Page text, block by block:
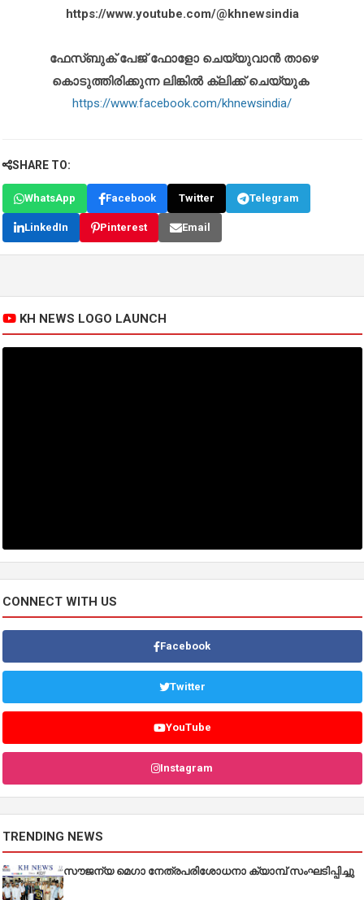
https://www.youtube.com/@khnewsindia
ഫേസ്ബുക് പേജ് ഫോളോ ചെയ്യുവാൻ താഴെ
കൊടുത്തിരിക്കുന്ന ലിങ്കിൽ ക്ലിക്ക് ചെയ്യുക
https://www.facebook.com/khnewsindia/
SHARE TO:
WhatsApp Facebook Twitter Telegram
LinkedIn Pinterest Email
KH NEWS LOGO LAUNCH
CONNECT WITH US
Facebook
Twitter
YouTube
Instagram
TRENDING NEWS
സൗജന്യ മെഗാ നേത്രപരിശോധനാ ക്യാമ്പ് സംഘടിപ്പിച്ചു